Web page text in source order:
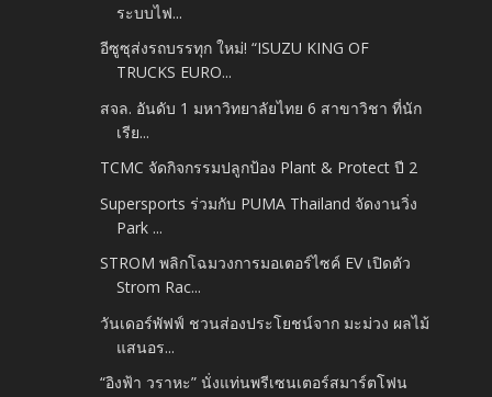
ระบบไฟ...
อีซูซุส่งรถบรรทุก ใหม่! “ISUZU KING OF
TRUCKS EURO...
สจล. อันดับ 1 มหาวิทยาลัยไทย 6 สาขาวิชา ที่นัก
เรีย...
TCMC จัดกิจกรรมปลูกป้อง Plant & Protect ปี 2
Supersports ร่วมกับ PUMA Thailand จัดงานวิ่ง
Park ...
STROM พลิกโฉมวงการมอเตอร์ไซค์ EV เปิดตัว
Strom Rac...
วันเดอร์พัฟฟ์ ชวนส่องประโยชน์จาก มะม่วง ผลไม้
แสนอร...
“อิงฟ้า วราหะ” นั่งแท่นพรีเซนเตอร์สมาร์ตโฟน